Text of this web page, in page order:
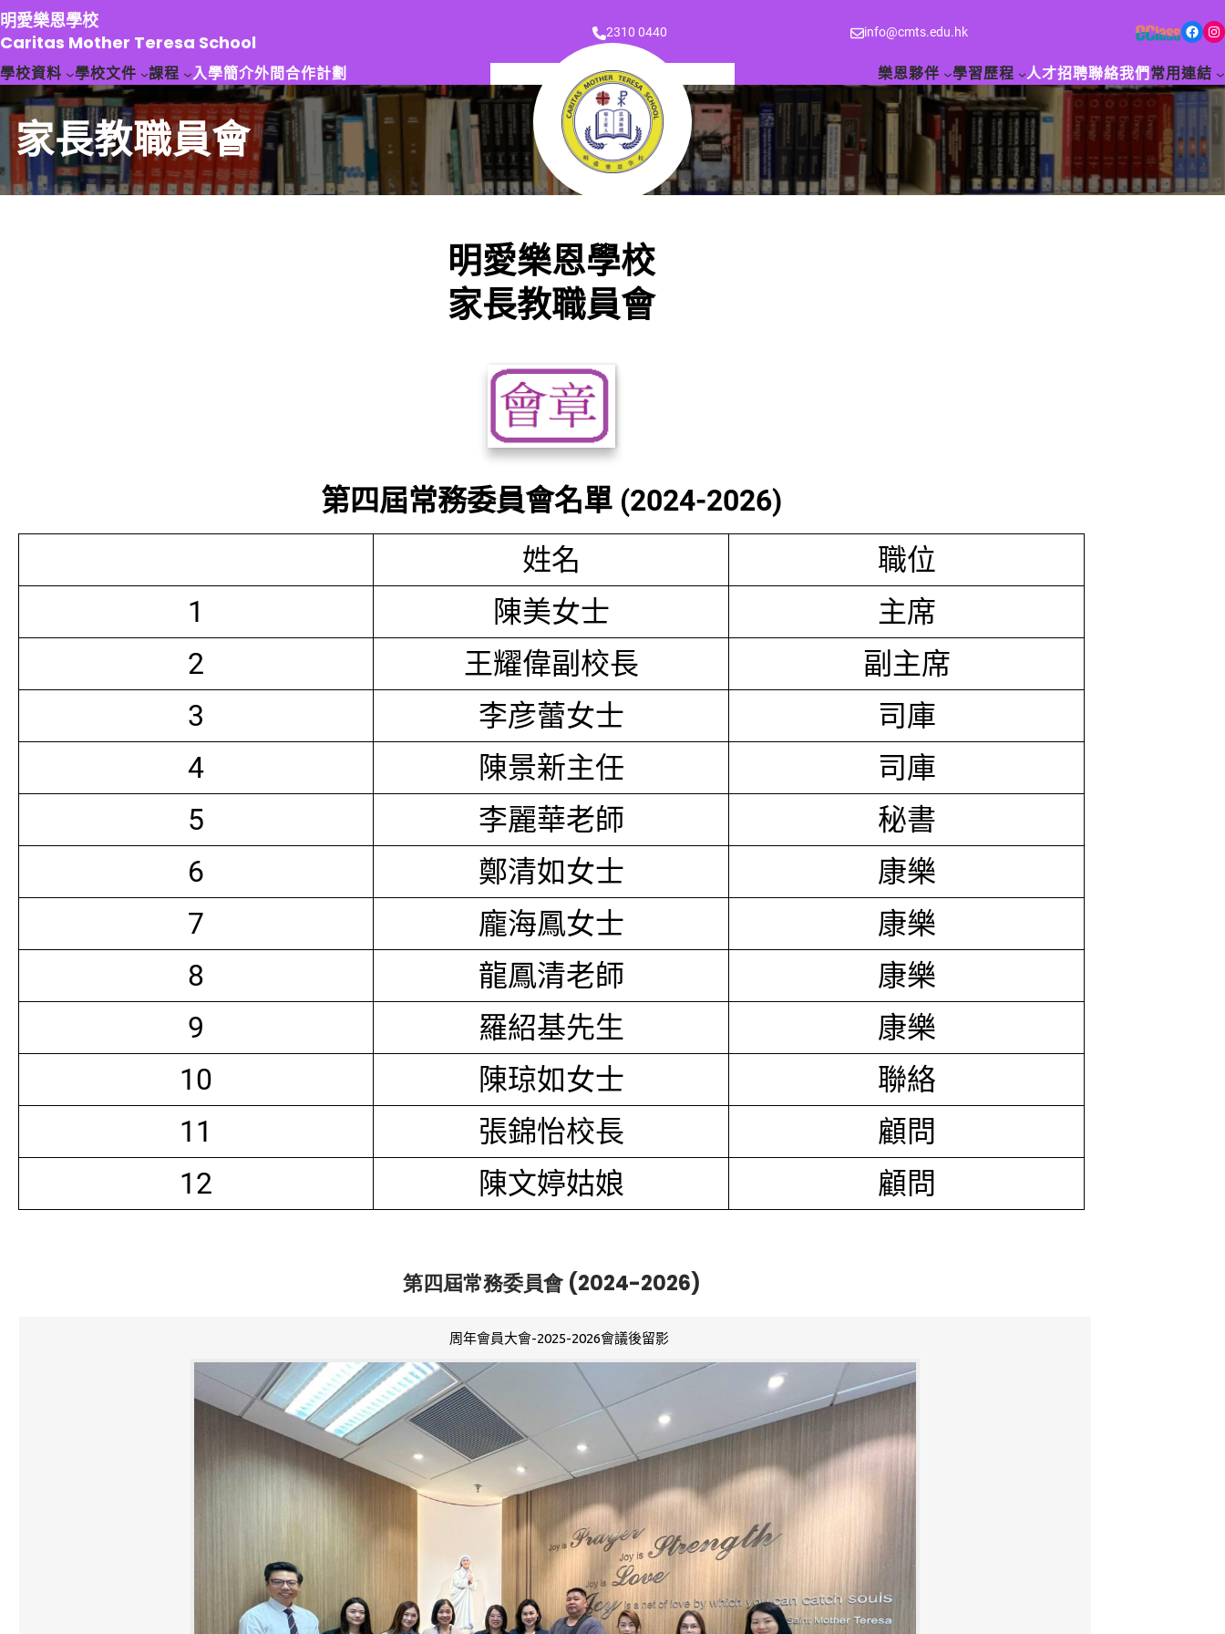
跳
至
主
要
容
明愛樂恩學校
Caritas Mother Teresa School
2310 0440 info@cmts.edu.hk Facebook Instagram
學校資料 學校文件 課程 入學簡介外間合作計劃 樂恩夥伴 學習歷程 人才招聘聯絡我們 常用連結
家長教職員會
明愛樂恩學校
家長教職員會
第四屆常務委員會名單 (2024-2026)
姓名
職位
1
陳美女士
主席
2
王耀偉副校長
副主席
3
李彦蕾女士
司庫
4
陳景新主任
司庫
5
李麗華老師
秘書
6
鄭清如女士
康樂
7
龐海鳳女士
康樂
8
龍鳳清老師
康樂
9
羅紹基先生
康樂
10
陳琼如女士
聯絡
11
張錦怡校長
顧問
12
陳文婷姑娘 顧問
第四屆常務委員會 (2024-2026)
周年會員大會-2025-2026會議後留影